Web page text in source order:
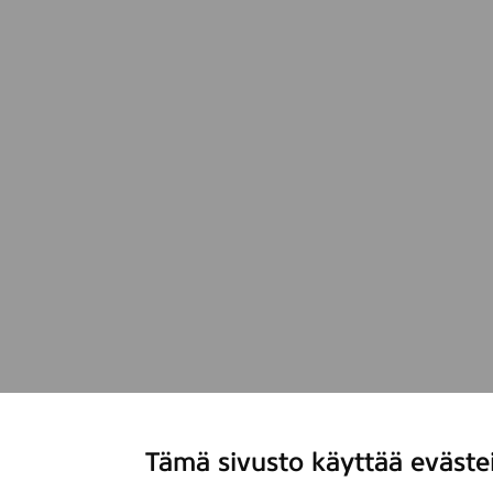
Tämä sivusto käyttää